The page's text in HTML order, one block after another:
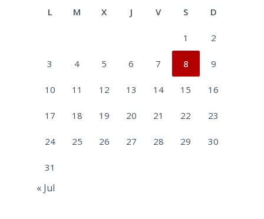
L M X J V S D
1 2
3 4 5 6 7 8 9
10 11 12 13 14 15 16
17 18 19 20 21 22 23
24 25 26 27 28 29 30
31
« Jul